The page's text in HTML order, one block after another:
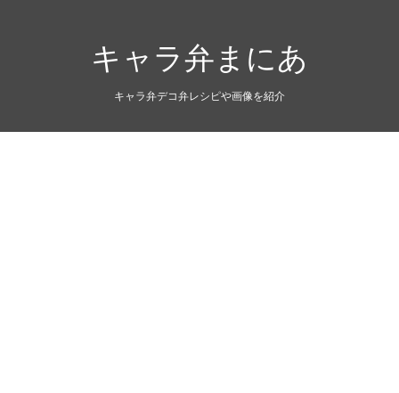
キャラ弁まにあ
キャラ弁デコ弁レシピや画像を紹介